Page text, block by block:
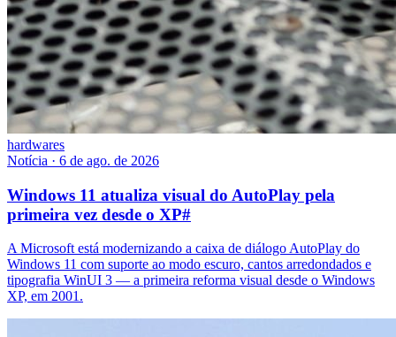
hardwares
Notícia · 6 de ago. de 2026
Windows 11 atualiza visual do AutoPlay pela
primeira vez desde o XP#
A Microsoft está modernizando a caixa de diálogo AutoPlay do
Windows 11 com suporte ao modo escuro, cantos arredondados e
tipografia WinUI 3 — a primeira reforma visual desde o Windows
XP, em 2001.